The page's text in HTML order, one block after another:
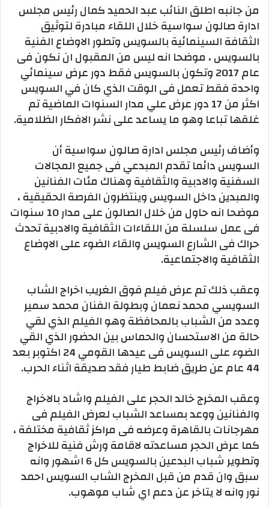
من جانبه اطلق النائب عبد الحميد كمال رئيس مجلس
ادارة صالون سواسية خلال اللقاء مبادرة لتوثيق
الثقافة السينمائية بالسويس وتطور الاوضاع الفنية
بالسويس ، موضحا انه ليس من المقبول ان نكون فى
عام 2017 وتكون بالسويس فقط دور عرض سينمائي
واحدة فقط تعمل فى الوقت الذي كان في السويس
اكثر من 17 دور عرض علي مدار السنوات الماضية تم
غلقها تباعا وهو ما يساعد على نشر الافكار الظلامية.
وأضاف رئيس مجلس ادارة صالون سواسية أن
السويس دائما تقدم المبدعي فى جميع المجالات
السفنية والادبية والثقافية وهناك مئات الفنانين
والمبدين داخل السويس وينتظرون الفرصة الحقيقية ،
موضحا انه حاول من خلال الصالون على مدار 10 سنوات
فى عمل سلسلة من اللقاءات الثقافية والادبية تحدث
حراك فى الشارع السويس والقاء الضوء على الاوضاع
الثقافية والاجتماعية.
وعقب ذلك تم عرض فيلم فوق الغريب اخراج الشاب
السويسي محمد نعمان وبطولة الفنان محمد سمير
وعدد من الشباب بالمحافظة وهو الفيلم الذي لقي
حالة من الاستحسان والحماس بين الحضور الذي القي
الضوء على السويس فى عيدها القومي 24 اكتوبر بعد
44 عام عن طريق ضابط طيار فقد صديقة اثناء الحرب.
وعقب المخرج خالد الحجر على الفيلم واشاد بالاخراج
والفنانين ووعد بمساعد الشباب لعرض الفيلم فى
مهرجانات بالقاهرة وعرضه فى مراكز ثقافية مختلفة ،
كما عرض الحجر مساعدته لاقامة ورش فنية للاخراج
وتطوير شباب البدعين بالسويس كل 6 اشهور وانه
سبق وان قدم من قبل المخرج الشاب السويس احمد
نور وانه لا يتاخر عن دعم اي شاب موهوب.